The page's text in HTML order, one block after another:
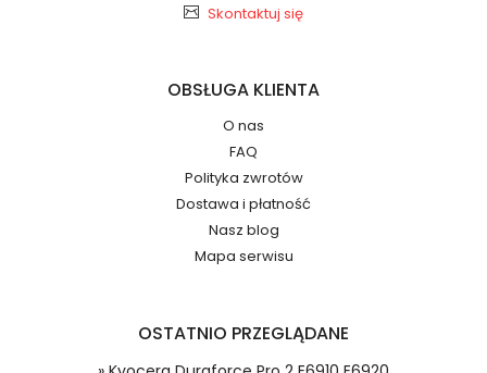
Dzięki ochronie kupujących w
systemie PayPal możesz odzyskać
całkowitą wartość zakupu, jeśli
Smartfonów i Telefonów Xiaomi BM5H?
Skontaktuj się
OBSŁUGA KLIENTA
O nas
FAQ
Polityka zwrotów
Dostawa i płatność
Nasz blog
Mapa serwisu
OSTATNIO PRZEGLĄDANE